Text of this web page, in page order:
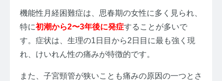
機能性月経困難症は、思春期の女性に多く見られ、
特に初潮から2〜3年後に発症することが多いで
す。症状は、生理の1日目から2日目に最も強く現
れ、けいれん性の痛みが特徴的です。
また、子宮頸管が狭いことも痛みの原因の一つとさ